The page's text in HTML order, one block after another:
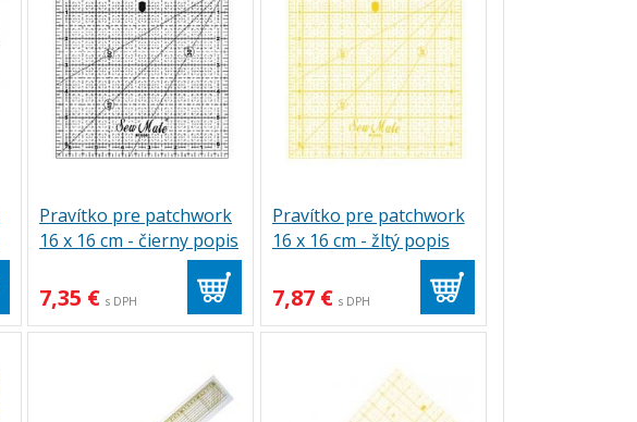
Pravítko pre patchwork
16 x 16 cm - čierny popis
7,35 € s DPH
Pravítko pre patchwork
16 x 16 cm - žltý popis
7,87 € s DPH